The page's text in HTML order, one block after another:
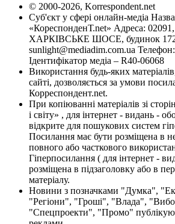
© 2000-2026, Korrespondent.net
Суб'єкт у сфері онлайн-медіа
«КореспонденТ.net» Адреса: 02091,
ХАРКІВСЬКЕ ШОСЕ, будинок 172-
sunlight@mediadim.com.ua
Ідентифікатор медіа – R40-06068
Використання будь-яких
сайті, дозволяється за умови
Корреспондент.net.
При копіюванні матеріалів зі
і світу» , для інтернет - видань -
відкрите для пошукових систем
Посилання має бути розміщена в
повного або часткового
Гіперпосилання ( для інтернет -
розміщена в підзаголовку або в
матеріалу.
Новини з позначками "Думка",
"Регіони", "Гроші", "Влада",
"Спецпроекти", "Промо"